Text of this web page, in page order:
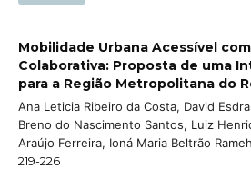
Mobilidade Urbana Acessível
Colaborativa: Proposta de uma
para a Região Metropolitana do
Ana Leticia Ribeiro da Costa, David
Breno do Nascimento Santos, Luiz
Araújo Ferreira, Ioná Maria Beltrão
219-226